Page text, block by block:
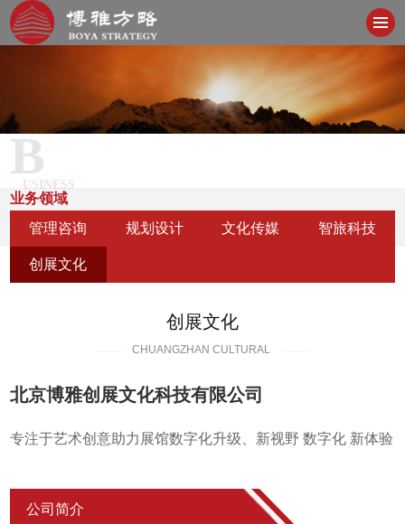
BUSINESS
业务领域
管理咨询
规划设计 文化传媒 智旅科技
创展文化
创展文化
CHUANGZHAN CULTURAL
北京博雅创展文化科技有限公司
专注于艺术创意助力展馆数字化升级、新视野 数字化 新体验
公司简介